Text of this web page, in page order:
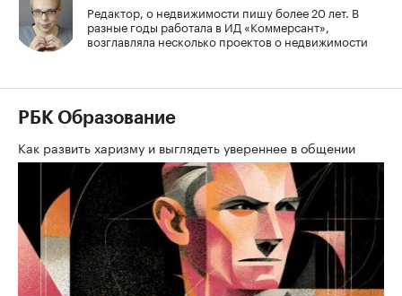
Редактор, о недвижимости пишу более 20 лет. В
разные годы работала в ИД «Коммерсант»,
возглавляла несколько проектов о недвижимости
РБК Образование
Как развить харизму и выглядеть увереннее в общении